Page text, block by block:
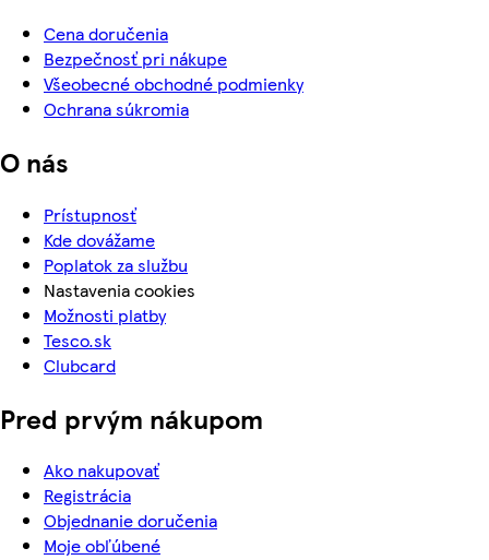
Cena doručenia
Bezpečnosť pri nákupe
Všeobecné obchodné podmienky
Ochrana súkromia
O nás
Prístupnosť
Kde dovážame
Poplatok za službu
Nastavenia cookies
Možnosti platby
Tesco.sk
Clubcard
Pred prvým nákupom
Ako nakupovať
Registrácia
Objednanie doručenia
Moje obľúbené